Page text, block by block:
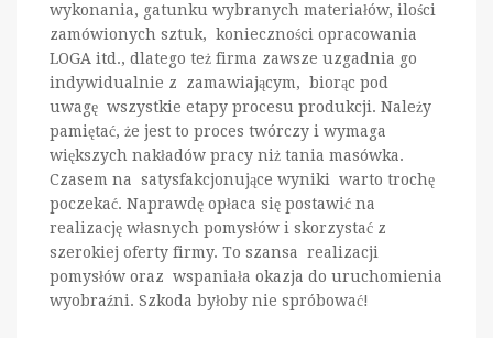
wykonania, gatunku wybranych materiałów, ilości
zamówionych sztuk, konieczności opracowania
LOGA itd., dlatego też firma zawsze uzgadnia go
indywidualnie z zamawiającym, biorąc pod
uwagę wszystkie etapy procesu produkcji. Należy
pamiętać, że jest to proces twórczy i wymaga
większych nakładów pracy niż tania masówka.
Czasem na satysfakcjonujące wyniki warto trochę
poczekać. Naprawdę opłaca się postawić na
realizację własnych pomysłów i skorzystać z
szerokiej oferty firmy. To szansa realizacji
pomysłów oraz wspaniała okazja do uruchomienia
wyobraźni. Szkoda byłoby nie spróbować!